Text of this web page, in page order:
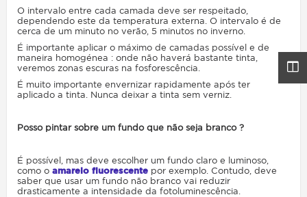
O intervalo entre cada camada deve ser respeitado,
dependendo este da temperatura externa. O intervalo é de
cerca de um minuto no verão, 5 minutos no inverno.
É importante aplicar o máximo de camadas possível e de
maneira homogénea : onde não haverá bastante tinta,
veremos zonas escuras na fosforescência.
É muito importante envernizar rapidamente após ter
aplicado a tinta. Nunca deixar a tinta sem verniz.
Posso pintar sobre um fundo que não seja branco ?
É possível, mas deve escolher um fundo claro e luminoso,
como o amarelo fluorescente por exemplo. Contudo, deve
saber que usar um fundo não branco vai reduzir
drasticamente a intensidade da fotoluminescência.